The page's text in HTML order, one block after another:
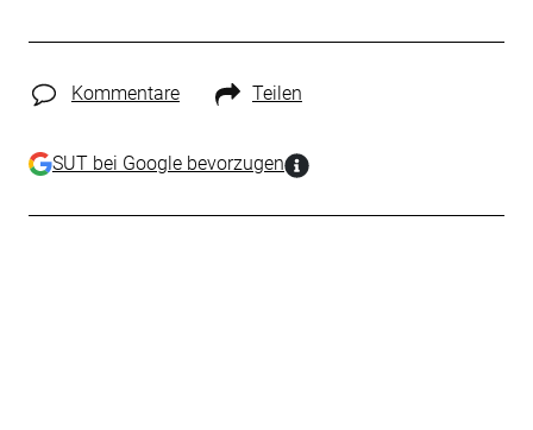
Kommentare Teilen
SUT bei Google bevorzugen